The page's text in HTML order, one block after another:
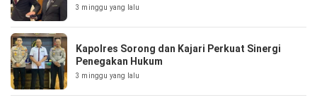
3 minggu yang lalu
Kapolres Sorong dan Kajari Perkuat Sinergi
Penegakan Hukum
3 minggu yang lalu